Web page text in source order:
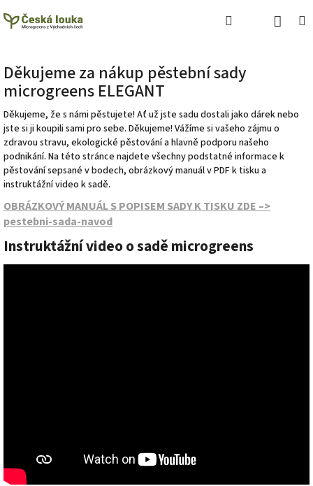
na
Přihlášení
Děkujeme za nákup pěstební sady
microgreens ELEGANT
Děkujeme, že s námi pěstujete! Ať už jste sadu dostali jako dárek nebo
jste si ji koupili sami pro sebe. Děkujeme! Vážíme si vašeho zájmu o
zdravou stravu, ekologické pěstování a hlavně podporu našeho
podnikání. Na této stránce najdete všechny podstatné informace k
pěstování sepsané v bodech, obrázkový manuál v PDF k tisku a
instruktážní video k sadě.
OBRÁZKOVÝ MANUÁL S POPISEM SADY K TISKU ZDE –>
pestebni-sada-navod
Instruktážní video o sadě microgreens